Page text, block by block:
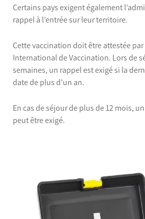
Certains pays exigent également
rappel à l’entrée sur leur territoire.
Cette vaccination doit être attestée
International de Vaccination. Lors de
semaines, un rappel est exigé si la
date de plus d’un an.
En cas de séjour de plus de 12 mois,
peut être exigé.